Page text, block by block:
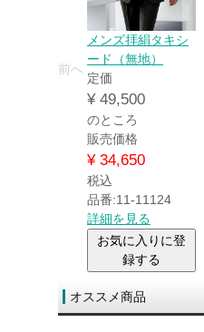
前へ
メンズ拝絹タキシ
ード（無地）
定価
¥ 49,500
のところ
販売価格
¥ 34,650
税込
品番:11-11124
詳細を見る
お気に入りに登
録する
オススメ商品